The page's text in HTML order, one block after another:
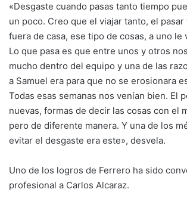
«Desgaste cuando pasas tanto tiempo
un poco. Creo que el viajar tanto, el
fuera de casa, ese tipo de cosas, a uno le
Lo que pasa es que entre unos y otros
mucho dentro del equipo y una de las
a Samuel era para que no se erosionara
Todas esas semanas nos venían bien. El
nuevas, formas de decir las cosas con el
pero de diferente manera. Y una de los
evitar el desgaste era este», desvela.
Uno de los logros de Ferrero ha sido
profesional a Carlos Alcaraz.